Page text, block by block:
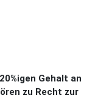
Gehalt an
zu Recht zur